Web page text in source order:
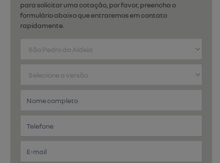
para solicitar uma cotação, por favor, preencha o
formulário abaixo que entraremos em contato
rapidamente.